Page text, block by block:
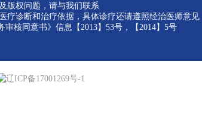
版权问题，请与我们联系
疗诊断和治疗依据，具体诊疗还请遵照经治医师意见
审核同意书》信息【2013】53号，【2014】5号
辽ICP备17001269号-1